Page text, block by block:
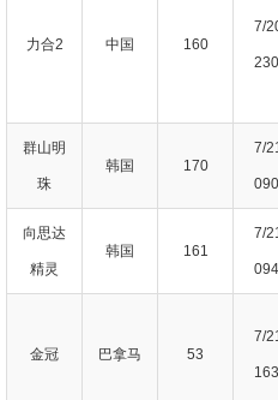
力合2 中国 160
7/
群山明
珠
韩国 170
7/
向思达
精灵
韩国 161
7/
金冠 巴拿马 53
7/